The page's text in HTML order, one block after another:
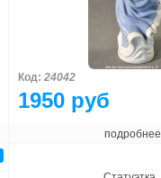
Код: 24042
1950 руб
подробнее